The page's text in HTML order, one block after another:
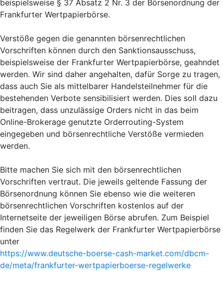
beispielsweise § 37 Absatz 2 Nr. 3 der Börsenordnung der
Frankfurter Wertpapierbörse.
Verstöße gegen die genannten börsenrechtlichen
Vorschriften können durch den Sanktionsausschuss,
beispielsweise der Frankfurter Wertpapierbörse, geahndet
werden. Wir sind daher angehalten, dafür Sorge zu tragen,
dass auch Sie als mittelbarer Handelsteilnehmer für die
bestehenden Verbote sensibilisiert werden. Dies soll dazu
beitragen, dass unzulässige Orders nicht in das beim
Online-Brokerage genutzte Orderrouting-System
eingegeben und börsenrechtliche Verstöße vermieden
werden.
Bitte machen Sie sich mit den börsenrechtlichen
Vorschriften vertraut. Die jeweils geltende Fassung der
Börsenordnung können Sie ebenso wie die weiteren
börsenrechtlichen Vorschriften kostenlos auf der
Internetseite der jeweiligen Börse abrufen. Zum Beispiel
finden Sie das Regelwerk der Frankfurter Wertpapierbörse
unter
https://www.deutsche-boerse-cash-market.com/dbcm-
de/meta/frankfurter-wertpapierboerse-regelwerke